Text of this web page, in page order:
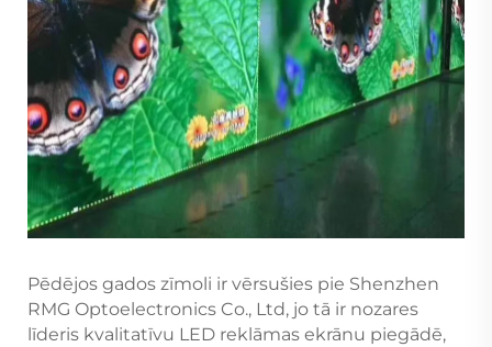
Pēdējos gados zīmoli ir vērsušies pie Shenzhen
RMG Optoelectronics Co., Ltd, jo tā ir nozares
līderis kvalitatīvu LED reklāmas ekrānu piegādē,